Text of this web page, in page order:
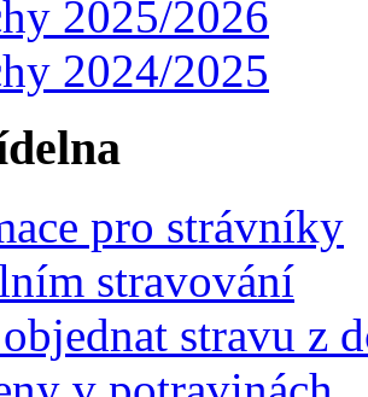
2025/2026
2024/2025
pro strávníky
stravování
stravu z